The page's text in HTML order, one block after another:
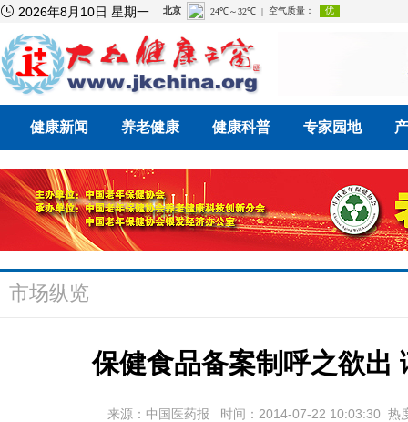
 2026年8月10日 星期一
健康新闻 养老健康 健康科普 专家园地
市场纵览
保健食品备案制呼之欲出
来源：中国医药报 时间：2014-07-22 10:03:30 热